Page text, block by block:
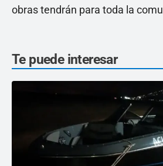
obras tendrán para toda la
Te puede interesar